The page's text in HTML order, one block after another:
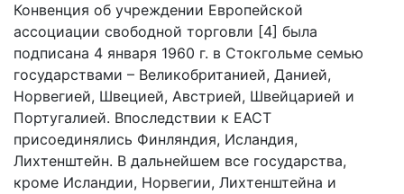
Конвенция об учреждении Европейской
ассоциации свободной торговли [4] была
подписана 4 января 1960 г. в Стокгольме семью
государствами – Великобританией, Данией,
Норвегией, Швецией, Австрией, Швейцарией и
Португалией. Впоследствии к ЕАСТ
присоединялись Финляндия, Исландия,
Лихтенштейн. В дальнейшем все государства,
кроме Исландии, Норвегии, Лихтенштейна и